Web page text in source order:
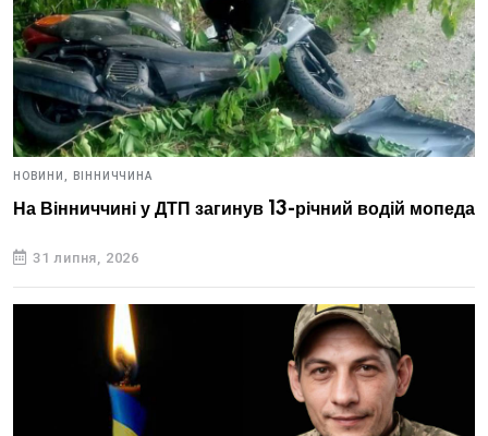
НОВИНИ, ВІННИЧЧИНА
На Вінниччині у ДТП загинув 13-річний водій мопеда
31 липня, 2026